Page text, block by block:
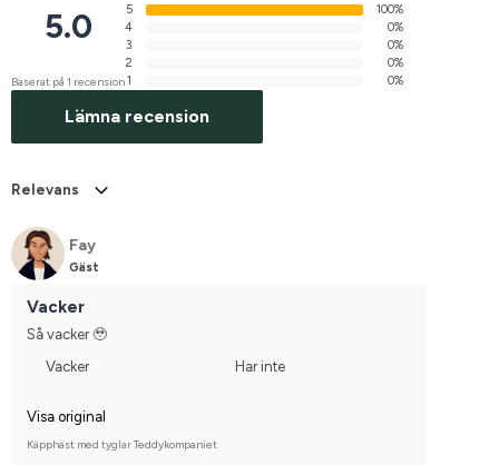
5.0
Baserat på 1 recension
5
100%
4
0%
3
0%
2
0%
1
0%
Lämna recension
Relevans
Fay
Gäst
Vacker
Så vacker 🥹
Vacker
Har inte
Visa original
Käpphäst med tyglar Teddykompaniet